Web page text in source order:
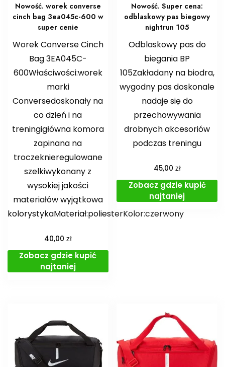
Nowość. worek converse
cinch bag 3ea045c-600 w
super cenie
Worek Converse Cinch
Bag 3EA045C-
600Właściwości:worek
marki
Conversedoskonały na
co dzień i na
treningigłówna komora
zapinana na
troczeknieregulowane
szelkiwykonany z
wysokiej jakości
materiałów wyjątkowa
kolorystykaMateriał:poliesterKolor:czerwony
40,00 zł
Zobacz gdzie kupić
najtaniej
Nowość. Super cena:
odblaskowy pas biegowy
nightrun 105
Odblaskowy pas do
biegania BP
105Zakładany na biodra,
wygodny pas doskonale
nadaje się do
przechowywania
drobnych akcesoriów
podczas treningu
45,00 zł
Zobacz gdzie kupić
najtaniej